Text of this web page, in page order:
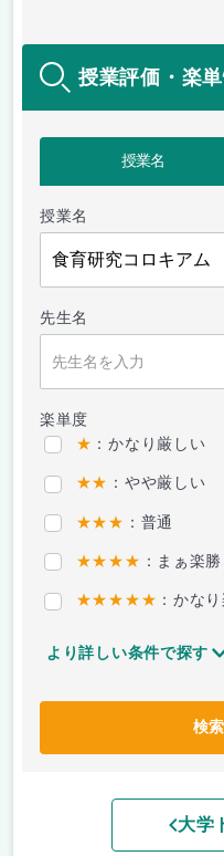
授業評価・楽
授業名
授業名
先生名
楽単度
★ ：かなり厳しい
★★ ：やや厳しい
★★★ ：普通
★★★★ ：まぁ楽勝
★★★★★ ：かな
より詳しい条件で探す
検
大学